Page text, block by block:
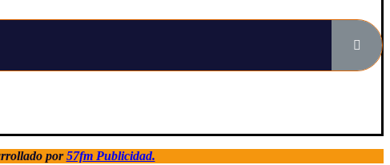
por57fm Publicidad.